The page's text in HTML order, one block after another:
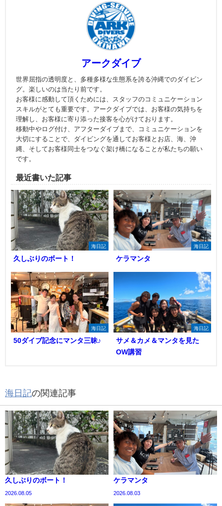
アークダイブ
世界屈指の透明度と、多種多様な生態系を誇る沖縄でのダイビン
グ。楽しいのは当たり前です。
お客様に感動して頂くためには、スタッフのコミュニケーション
スキルがとても重要です。アークダイブでは、お客様の気持ちを
理解し、お客様に寄り添った接客を心がけております。
移動中やログ付け、アフターダイブまで、コミュニケーションを
大切にすることで、ダイビングを通してお客様とお店、海、沖
縄、そしてお客様同士をつなぐ架け橋になることが私たちの願い
です。
最近書いた記事
海日記
久しぶりのボート！
海日記
ケラマンタ
海日記
50ダイブ記念にマンタ三昧♪
海日記
サメ＆カメ＆マンタを見た
OW講習
海日記の関連記事
久しぶりのボート！
2026.08.05
ケラマンタ
2026.08.03